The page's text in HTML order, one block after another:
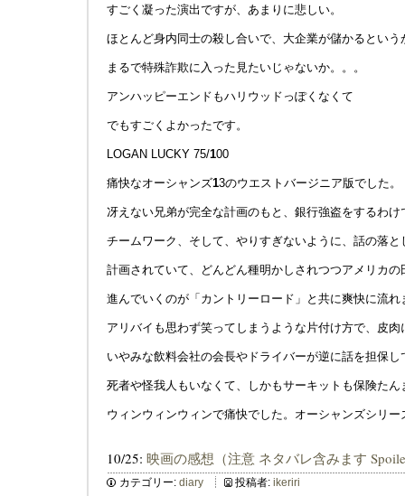
すごく凝った演出ですが、あまりに悲しい。
ほとんど身内同士の殺し合いで、大企業が儲かるという
まるで特殊詐欺に入った見たいじゃないか。。。
アンハッピーエンドもハリウッドっぽくなくて
でもすごくよかったです。
LOGAN LUCKY 75/100
痛快なオーシャンズ13のウエストバージニア版でした。
冴えない兄弟が完全な計画のもと、銀行強盗をするわけ
チームワーク、そして、やりすぎないように、話の落と
計画されていて、どんどん種明かしされつつアメリカの
進んでいくのが「カントリーロード」と共に爽快に流れ
アリバイも思わず笑ってしまうような片付け方で、皮肉
いやみな飲料会社の会長やドライバーが逆に話を担保し
死者や怪我人もいなくて、しかもサーキットも保険たん
ウィンウィンウィンで痛快でした。オーシャンズシリ
10/25: 映画の感想（注意 ネタバレ含みます
カテゴリー: diary 投稿者: ikeriri